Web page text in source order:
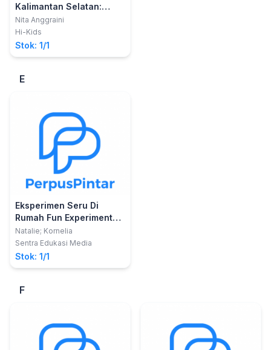
Kalimantan Selatan:
Telaga Bidadari
Nita Anggraini
Hi-Kids
Stok: 1/1
E
Eksperimen Seru Di
Rumah Fun Experiments
At Home
Natalie; Kornelia
Sentra Edukasi Media
Stok: 1/1
F